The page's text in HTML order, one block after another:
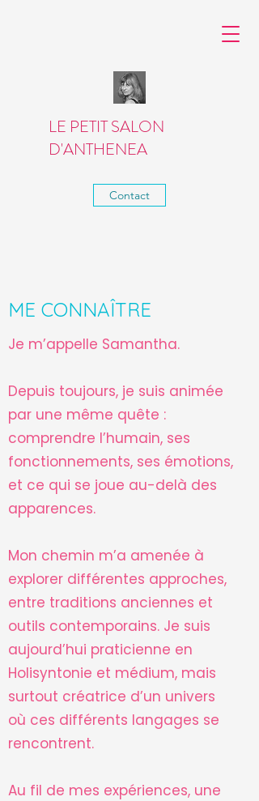
LE PETIT SALON
D'ANTHENEA
Contact
ME CONNAÎTRE
Je m’appelle Samantha.
Depuis toujours, je suis animée
par une même quête :
comprendre l’humain, ses
fonctionnements, ses émotions,
et ce qui se joue au-delà des
apparences.
Mon chemin m’a amenée à
explorer différentes approches,
entre traditions anciennes et
outils contemporains. Je suis
aujourd’hui praticienne en
Holisyntonie et médium, mais
surtout créatrice d’un univers
où ces différents langages se
rencontrent.
Au fil de mes expériences, une